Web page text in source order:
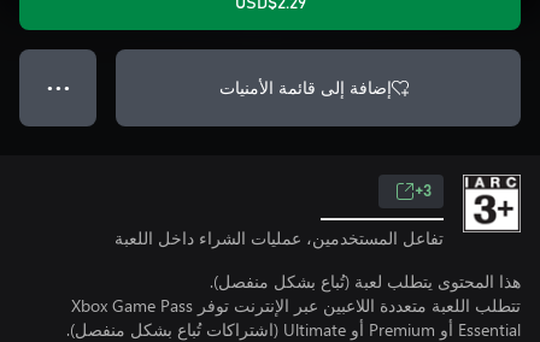
USD$2.29
إضافة إلى قائمة الأمنيات ● ● ●
3+
تفاعل المستخدمين، عمليات الشراء داخل اللعبة
هذا المحتوى يتطلب لعبة (تُباع بشكل منفصل).
تتطلب اللعبة متعددة اللاعبين عبر الإنترنت توفر Xbox Game Pass
Essential أو Premium أو Ultimate (اشتراكات تُباع بشكل منفصل).